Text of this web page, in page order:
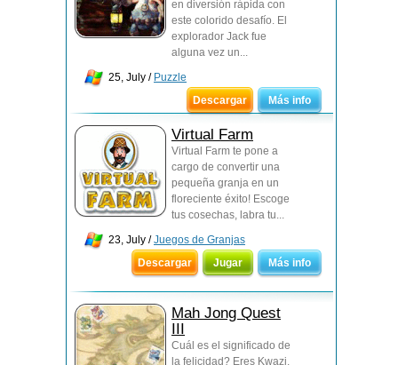
en diversión rápida con
este colorido desafío. El
explorador Jack fue
alguna vez un...
25, July / Puzzle
Descargar
Más info
Virtual Farm
Virtual Farm te pone a
cargo de convertir una
pequeña granja en un
floreciente éxito! Escoge
tus cosechas, labra tu...
23, July /Juegos de Granjas
Descargar
Jugar Más info
Mah Jong Quest
III
Cuál es el significado de
la felicidad? Eres Kwazi.